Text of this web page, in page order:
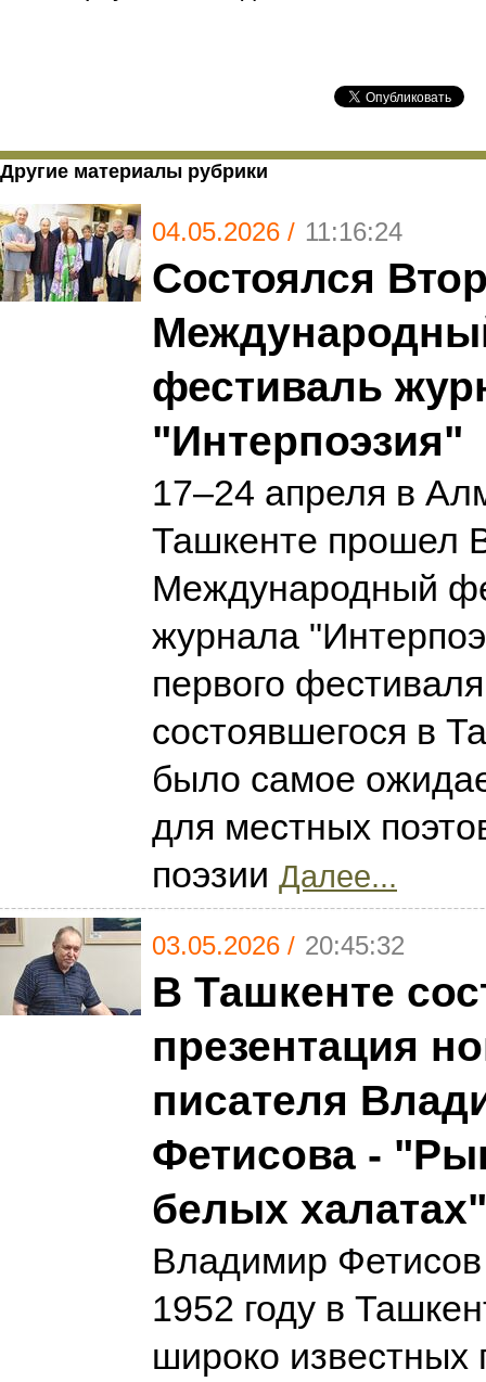
Другие материалы рубрики
04.05.2026 / 11:16:24
Состоялся
фестиваль
"Интерпоэзия"
17–24 апреля в
Ташкенте прошел
Международный
журнала
первого
состоявшегося в
было самое
для местных
поэзии Далее...
03.05.2026 / 20:45:32
В Ташкенте
презентация
писателя
Фетисова -
белых халатах"
Владимир
1952 году в
широко известных